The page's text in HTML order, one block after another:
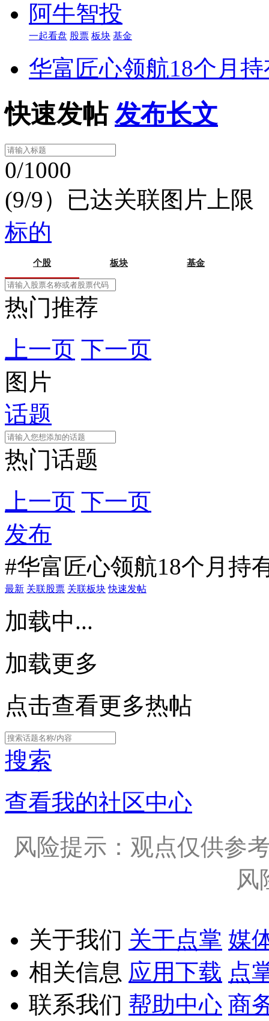
阿牛智投
一起看盘 股票 板块 基金
华富匠心领航18个月
快速发帖 发布长文
0/1000
(9/9）已达关联图片上限
标的
个股 板块 基金
热门推荐
上一页 下一页
图片
话题
热门话题
上一页 下一页
发布
#华富匠心领航18个月持
最新 关联股票 关联板块 快速发帖
加载中...
加载更多
点击查看更多热帖
搜索
查看我的社区中心
风险提示：观点仅供参
风
关于我们 关于点掌 媒
相关信息 应用下载 点
联系我们 帮助中心 商